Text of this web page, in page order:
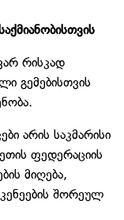
რისკად
გემებისთვის
არის საკმარისი
ფედერაციის
მიღება,
შორეულ